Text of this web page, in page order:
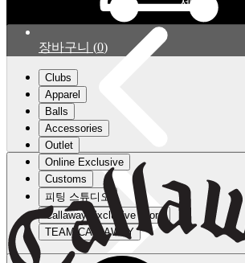
장바구니 (0)
Clubs
Apparel
Balls
Accessories
Outlet
Online Exclusive
Customs
피팅 스튜디오
Callaway Exclusive Store
TEAM CALLAWAY